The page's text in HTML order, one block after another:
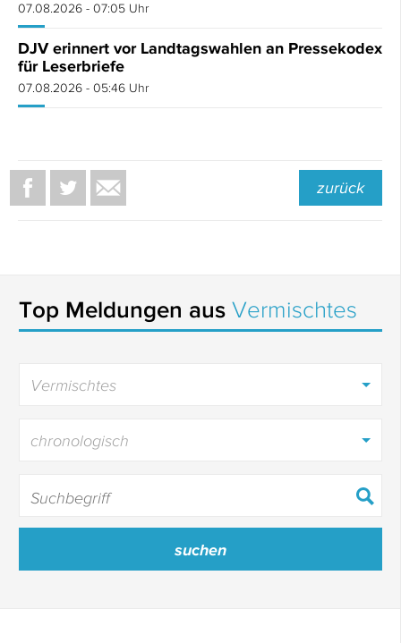
07.08.2026 - 07:05 Uhr
DJV erinnert vor Landtagswahlen an Pressekodex
für Leserbriefe
07.08.2026 - 05:46 Uhr
zurück
Top Meldungen aus Vermischtes
Vermischtes
chronologisch